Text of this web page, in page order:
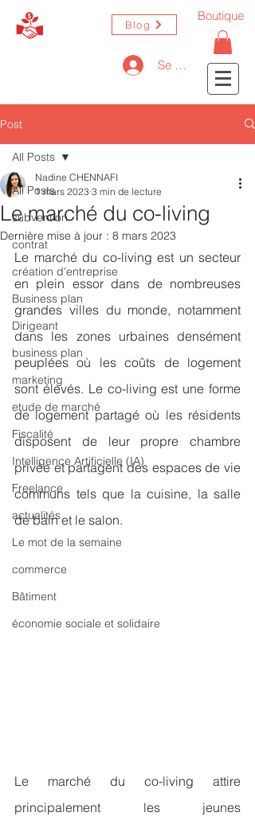
Blog
Se connecter
Boutique
Post
All Posts
subvention
contrat
création d'entreprise
Business plan
Dirigeant
business plan
marketing
etude de marché
Fiscalité
Intelligence Artificielle (IA)
Freelance
actualités
Le mot de la semaine
commerce
Bâtiment
économie sociale et solidaire
All Posts
Le marché du co-living
Nadine CHENNAFI
1 mars 2023 3 min de lecture
Dernière mise à jour : 8 mars 2023
Le marché du co-living est un secteur
en plein essor dans de nombreuses
grandes villes du monde, notamment
dans les zones urbaines densément
peuplées où les coûts de logement
sont élevés. Le co-living est une forme
de logement partagé où les résidents
disposent de leur propre chambre
privée et partagent des espaces de vie
communs tels que la cuisine, la salle
de bain et le salon.
Le marché du co-living attire
principalement les jeunes